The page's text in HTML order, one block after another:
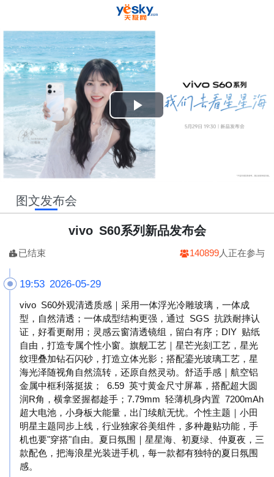
Play
Video
图文发布会
vivo S60系列新品发布会
已结束 140899 人正在参与
19:53 2026-05-29
vivo S60外观清透质感｜采用一体浮光冷雕玻璃，一体成
型，自然清透；一体成型结构更强，通过 SGS 抗跌耐摔认
证，好看更耐用；灵感云窗清透镜组，留白有序；DIY 贴纸
自由，打造专属个性小窗。旗舰工艺｜星芒光刻工艺，星光
纹理叠加钻石闪砂，打造立体光影；搭配鎏光玻璃工艺，星
海光泽随视角自然流转，还原自然灵动。舒适手感｜航空铝
金属中框利落挺拔； 6.59 英寸黄金尺寸屏幕，搭配超大圆
润R角，横拿竖握都趁手；7.79mm 轻薄机身内置 7200mAh
超大电池，小身板大能量，出门续航无忧。个性主题｜小田
明星主题同步上线，行业独家谷美组件，多种趣贴功能，手
机也要"穿搭"自由。夏日氛围｜星星海、初夏绿、仲夏夜，三
款配色，把海浪星光装进手机，每一款都有独特的夏日氛围
感。